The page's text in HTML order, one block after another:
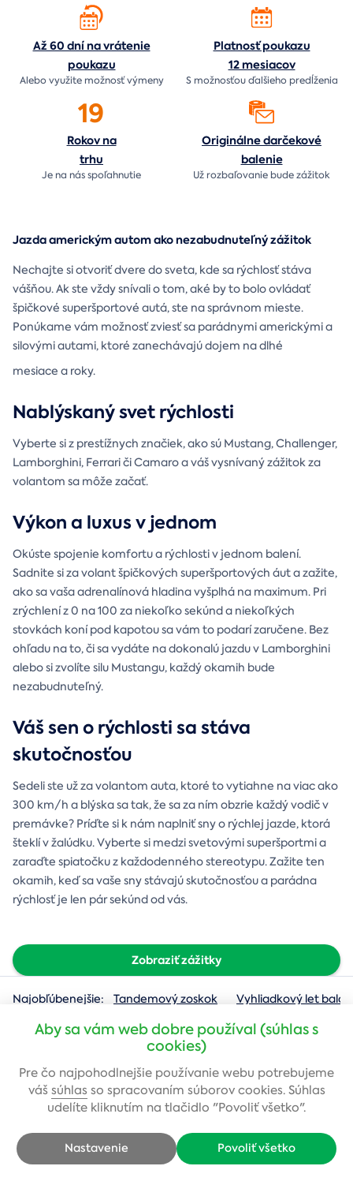
Až 60 dní na vrátenie
poukazu
Alebo využite možnosť výmeny
Platnosť poukazu
12 mesiacov
S možnosťou ďalšieho predĺženia
19
Rokov na
trhu
Je na násspoľahnutie
Originálne darčekové
balenie
Už rozbaľovanie budezážitok
Jazda americkým autom ako nezabudnuteľný zážitok
Nechajte si otvoriť dvere do sveta, kde sa rýchlosť stáva
vášňou. Ak ste vždy snívali o tom, aké by to bolo ovládať
špičkové superšportové autá, ste na správnom mieste.
Ponúkame vám možnosť zviesť sa parádnymi americkými a
silovými autami, ktoré zanechávajú dojem na dlhé
mesiace a roky.
Nablýskaný svet rýchlosti
Vyberte si z prestížnych značiek, ako sú Mustang, Challenger,
Lamborghini, Ferrari či Camaro a váš vysnívaný zážitok za
volantom sa môže začať.
Výkon a luxus v jednom
Okúste spojenie komfortu a rýchlosti v jednom balení.
Sadnite si za volant špičkových superšportových áut a zažite,
ako sa vaša adrenalínová hladina vyšplhá na maximum. Pri
zrýchlení z 0 na 100 za niekoľko sekúnd a niekoľkých
stovkách koní pod kapotou sa vám to podarí zaručene. Bez
ohľadu na to, či sa vydáte na dokonalú jazdu v Lamborghini
alebo si zvolíte silu Mustangu, každý okamih bude
nezabudnuteľný.
Váš sen o rýchlosti sa stáva
skutočnosťou
Sedeli ste už za volantom auta, ktoré to vytiahne na viac ako
300 km/h a blýska sa tak, že sa za ním obzrie každý vodič v
premávke? Príďte si k nám naplniť sny o rýchlej jazde, ktorá
šteklí v žalúdku. Vyberte si medzi svetovými superšportmi a
zaraďte spiatočku z každodenného stereotypu. Zažite ten
okamih, keď sa vaše sny stávajú skutočnosťou a parádna
rýchlosť je len pár sekúnd od vás.
Zobraziť zážitky
Najobľúbenejšie: Tandemový zoskok Vyhliadkový let
Zadajte svoj e-mail
a získajte zľavu 4 €
akčné ponuky a najlepšie tipy na darčeky.
Aby sa vám web dobre používal (súhlas s
cookies)
Pre čo najpohodlnejšie používanie webu potrebujeme
váš súhlas so spracovaním súborov cookies. Súhlas
udelíte kliknutím na tlačidlo "Povoliť všetko".
Povoliť všetko
Nastavenie